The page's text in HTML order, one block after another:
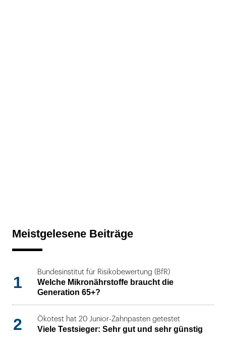
Meistgelesene Beiträge
1
Bundesinstitut für Risikobewertung (BfR)
Welche Mikronährstoffe braucht die
Generation 65+?
2 Ökotest hat 20 Junior-Zahnpasten getestet
Viele Testsieger: Sehr gut und sehr günstig